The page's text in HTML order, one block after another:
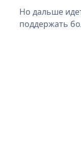
Но дальше
поддержать